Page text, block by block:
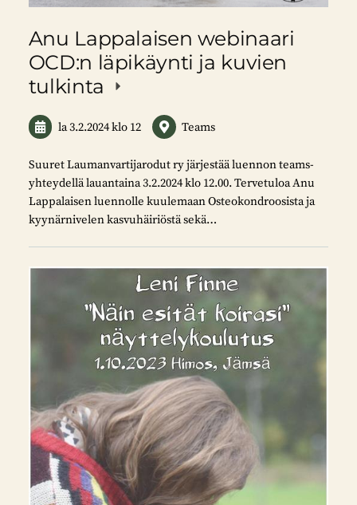
Anu Lappalaisen webinaari
OCD:n läpikäynti ja kuvien
tulkinta
la 3.2.2024klo 12 Teams
Suuret Laumanvartijarodut ry järjestää luennon teams-
yhteydellä lauantaina 3.2.2024 klo 12.00. Tervetuloa Anu
Lappalaisen luennolle kuulemaan Osteokondroosista ja
kyynärnivelen kasvuhäiriöstä sekä…